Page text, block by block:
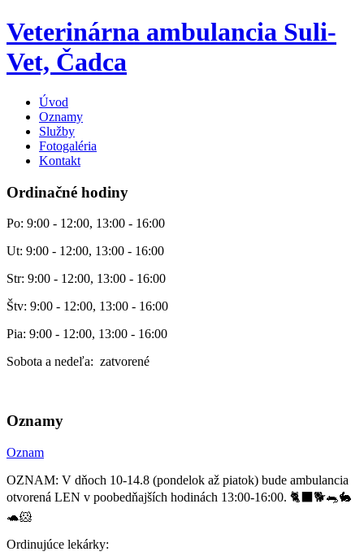
Veterinárna ambulancia Suli-
Vet, Čadca
Úvod
Oznamy
Služby
Fotogaléria
Kontakt
Ordinačné hodiny
Po: 9:00 - 12:00, 13:00 - 16:00
Ut: 9:00 - 12:00, 13:00 - 16:00
Str: 9:00 - 12:00, 13:00 - 16:00
Štv: 9:00 - 12:00, 13:00 - 16:00
Pia: 9:00 - 12:00, 13:00 - 16:00
Sobota a nedeľa: zatvorené
Oznamy
Oznam
OZNAM: V dňoch 10-14.8 (pondelok až piatok) bude ambulancia
otvorená LEN v poobedňajších hodinách 13:00-16:00. 🐈‍⬛🐕🐀🐇
🐢🐹
Ordinujúce lekárky: